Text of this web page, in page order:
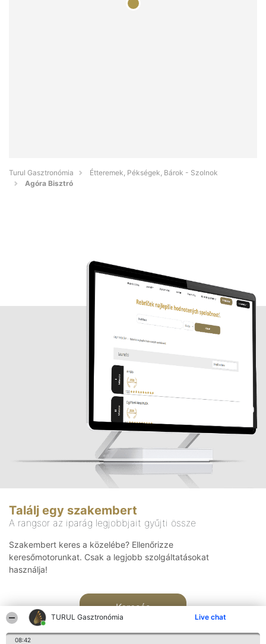
TURUL Gasztronómia Live chat
08:42
Turul Gasztronómia
Étteremek, Pékségek, Bárok - Szolnok
Agóra Bisztró
Találj egy szakembert
A rangsor az iparág legjobbjait gyűjti össze
Szakembert keres a közelébe? Ellenőrizze
keresőmotorunkat. Csak a legjobb szolgáltatásokat
használja!
Keresés